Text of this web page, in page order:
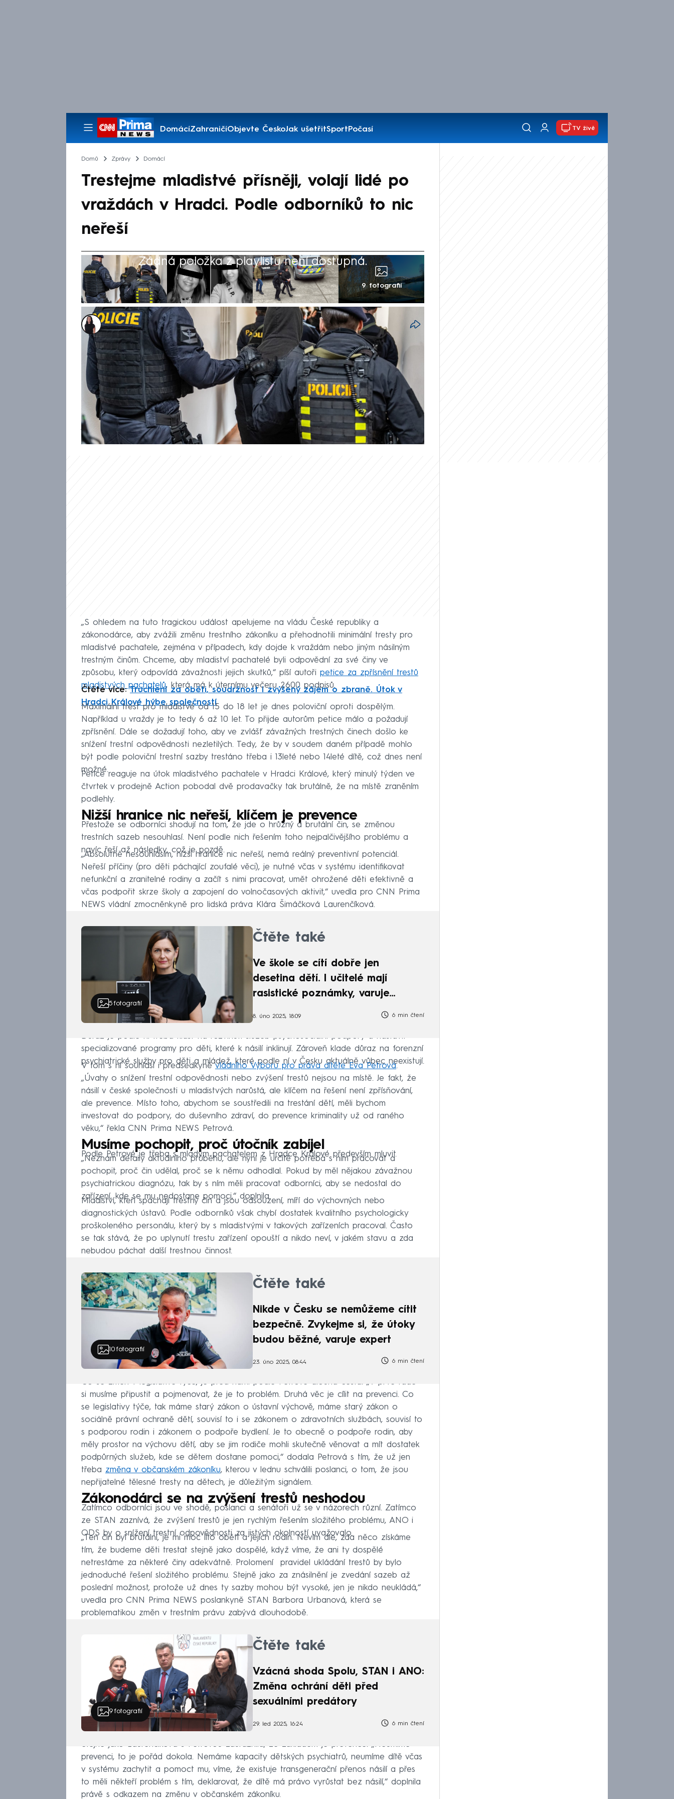
DomácíZahraničíObjevte ČeskoJak ušetřitSportPočasí
Pořady
TV živě
Domů Zprávy Domácí
Trestejme mladistvé přísněji, volají lidé po
vraždách v Hradci. Podle odborníků to nic
neřeší
Žádná položka z playlistu není dostupná.
9 fotografií
Renáta Bohuslavová
26. úno 2025, 10:43
Zvyšme tresty pro mladistvé a snižte trestní odpovědnost, žádají v
petici občané České republiky. Reagují tak na útok 16letého mladíka v
Hradci Králové, který nožem zabil dvě ženy v nákupním centru.
Oslovení odborníci zabývající se právy dětí však před takovou cestou
varují, vyšší tresty podle nich řešení situace nenabídnou, jedinou cestou
je podle nich posílení prevence. Někteří zákonodárci ale volání po
změně trestních sazeb vítají.
„S ohledem na tuto tragickou událost apelujeme na vládu České republiky a
zákonodárce, aby zvážili změnu trestního zákoníku a přehodnotili minimální tresty pro
mladistvé pachatele, zejména v případech, kdy dojde k vraždám nebo jiným násilným
trestným činům. Chceme, aby mladiství pachatelé byli odpovědní za své činy ve
způsobu, který odpovídá závažnosti jejich skutků,“ píší autoři petice za zpřísnění trestů
mladistvých pachatelů, která má k úternímu večeru 2600 podpisů.
Čtěte více:Truchlení za oběti, soudržnost i zvýšený zájem o zbraně. Útok v
Hradci Králové hýbe společností
Maximální trest pro mladistvé od 15 do 18 let je dnes poloviční oproti dospělým.
Například u vraždy je to tedy 6 až 10 let. To přijde autorům petice málo a požadují
zpřísnění. Dále se dožadují toho, aby ve zvlášť závažných trestných činech došlo ke
snížení trestní odpovědnosti nezletilých. Tedy, že by v soudem daném případě mohlo
být podle poloviční trestní sazby trestáno třeba i 13leté nebo 14leté dítě, což dnes není
možné.
Petice reaguje na útok mladistvého pachatele v Hradci Králové, který minulý týden ve
čtvrtek v prodejně Action pobodal dvě prodavačky tak brutálně, že na místě zraněním
podlehly.
Nižší hranice nic neřeší, klíčem je prevence
Přestože se odborníci shodují na tom, že jde o hrůzný a brutální čin, se změnou
trestních sazeb nesouhlasí. Není podle nich řešením toho nejpalčivějšího problému a
navíc řeší až následky, což je pozdě.
„Absolutně nesouhlasím, nižší hranice nic neřeší, nemá reálný preventivní potenciál.
Neřeší příčiny (pro děti páchající zoufalé věci), je nutné včas v systému identifikovat
nefunkční a zranitelné rodiny a začít s nimi pracovat, umět ohrožené děti efektivně a
včas podpořit skrze školy a zapojení do volnočasových aktivit,“ uvedla pro CNN Prima
NEWS vládní zmocněnkyně pro lidská práva Klára Šimáčková Laurenčíková.
5fotografií
Čtěte také
Ve škole se cítí dobře jen
desetina dětí. I učitelé mají
rasistické poznámky, varuje
8. úno 2025, 18:09 6 min čtení
Důraz je podle ní třeba klást na rozvinutí služeb psychosociální podpory a nastavit
specializované programy pro děti, které k násilí inklinují. Zároveň klade důraz na forenzní
psychiatrické služby pro děti a mládež, které podle ní v Česku aktuálně vůbec neexistují.
V tom s ní souhlasí i předsedkyněvládního Výboru pro práva dítěte Eva Petrová.
„Úvahy o snížení trestní odpovědnosti nebo zvýšení trestů nejsou na místě. Je fakt, že
násilí v české společnosti u mladistvých narůstá, ale klíčem na řešení není zpřísňování,
ale prevence. Místo toho, abychom se soustředili na trestání dětí, měli bychom
investovat do podpory, do duševního zdraví, do prevence kriminality už od raného
věku,“ řekla CNN Prima NEWS Petrová.
Musíme pochopit, proč útočník zabíjel
Podle Petrové je třeba s mladým pachatelem z Hradce Králové především mluvit.
„Neznám detaily aktuálního průběhu, ale nyní je určitě potřeba s ním pracovat a
pochopit, proč čin udělal, proč se k němu odhodlal. Pokud by měl nějakou závažnou
psychiatrickou diagnózu, tak by s ním měli pracovat odborníci, aby se nedostal do
zařízení, kde se mu nedostane pomoci,“ doplnila.
Mladiství, kteří spáchají trestný čin a jsou odsouzení, míří do výchovných nebo
diagnostických ústavů. Podle odborníků však chybí dostatek kvalitního psychologicky
proškoleného personálu, který by s mladistvými v takových zařízeních pracoval. Často
se tak stává, že po uplynutí trestu zařízení opouští a nikdo neví, v jakém stavu a zda
nebudou páchat další trestnou činnost.
10fotografií
Čtěte také
Nikde v Česku se nemůžeme cítit
bezpečně. Zvykejme si, že útoky
budou běžné, varuje expert
23. úno 2025, 08:44 6 min čtení
Co se změn v legislativě týče, je před námi podle Petrové dlouhá cesta. „V prvé řadě
si musíme připustit a pojmenovat, že je to problém. Druhá věc je cílit na prevenci. Co
se legislativy týče, tak máme starý zákon o ústavní výchově, máme starý zákon o
sociálně právní ochraně dětí, souvisí to i se zákonem o zdravotních službách, souvisí to
s podporou rodin i zákonem o podpoře bydlení. Je to obecně o podpoře rodin, aby
měly prostor na výchovu dětí, aby se jim rodiče mohli skutečně věnovat a mít dostatek
podpůrných služeb, kde se dětem dostane pomoci,“ dodala Petrová s tím, že už jen
třeba změna v občanském zákoníku, kterou v lednu schválili poslanci, o tom, že jsou
nepřijatelné tělesné tresty na dětech, je důležitým signálem.
Zákonodárci se na zvýšení trestů neshodou
Zatímco odborníci jsou ve shodě, poslanci a senátoři už se v názorech různí. Zatímco
ze STAN zaznívá, že zvýšení trestů je jen rychlým řešením složitého problému, ANO i
ODS by o snížení trestní odpovědnosti za jistých okolností uvažovalo.
„Ten čin byl brutální, je mi moc líto obětí a jejich rodin. Nevím ale, zda něco získáme
tím, že budeme děti trestat stejně jako dospělé, když víme, že ani ty dospělé
netrestáme za některé činy adekvátně. Prolomení pravidel ukládání trestů by bylo
jednoduché řešení složitého problému. Stejně jako za znásilnění je zvedání sazeb až
poslední možnost, protože už dnes ty sazby mohou být vysoké, jen je nikdo neukládá,“
uvedla pro CNN Prima NEWS poslankyně STAN Barbora Urbanová, která se
problematikou změn v trestním právu zabývá dlouhodobě.
9fotografií
Čtěte také
Vzácná shoda Spolu, STAN i ANO:
Změna ochrání děti před
sexuálními predátory
29. led 2025, 16:24 6 min čtení
Stejně jako Laurenčíková s Petrovou zdůraznila, že základem je prevence. „Neumíme
prevenci, to je pořád dokola. Nemáme kapacity dětských psychiatrů, neumíme dítě včas
v systému zachytit a pomoct mu, víme, že existuje transgenerační přenos násilí a přes
to měli někteří problém s tím, deklarovat, že dítě má právo vyrůstat bez násilí,“ doplnila
právě s odkazem na změnu v občanském zákoníku.